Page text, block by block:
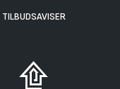
TILBUDSAVISER